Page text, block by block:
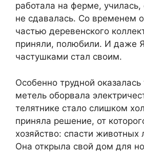
работала на ферме,
не сдавалась. Со временем
частью деревенского
приняли, полюбили. И даже
частушками стал своим.
Особенно трудной оказалась
метель оборвала
телятнике стало слишком
приняла решение, от
хозяйство: спасти
Она открыла свой дом для